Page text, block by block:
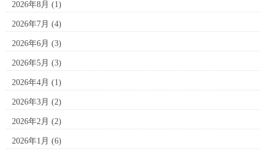
2026年8月 (1)
2026年7月 (4)
2026年6月 (3)
2026年5月 (3)
2026年4月 (1)
2026年3月 (2)
2026年2月 (2)
2026年1月 (6)